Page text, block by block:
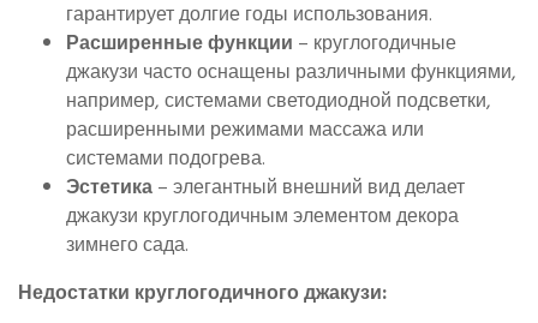
гарантирует долгие годы использования.
Расширенные функции – круглогодичные
джакузи часто оснащены различными функциями,
например, системами светодиодной подсветки,
расширенными режимами массажа или
системами подогрева.
Эстетика– элегантный внешний вид делает
джакузи круглогодичным элементом декора
зимнего сада.
Недостатки круглогодичного джакузи: